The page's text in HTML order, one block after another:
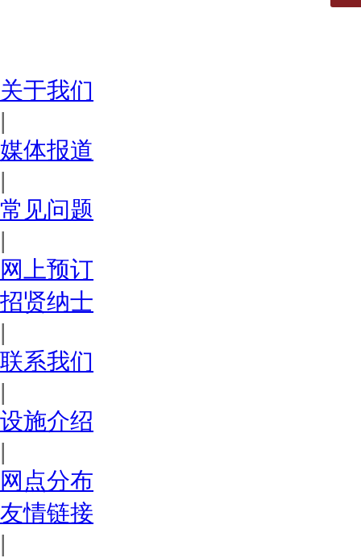
关于我们
|
媒体报道
|
常见问题
|
网上预订
招贤纳士
|
联系我们
|
设施介绍
|
网点分布
友情链接
|